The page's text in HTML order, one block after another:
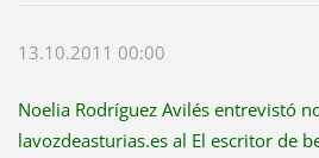
13.10.2011 00:00
Noelia Rodríguez Avilés entrevistó
lavozdeasturias.es al El escritor de